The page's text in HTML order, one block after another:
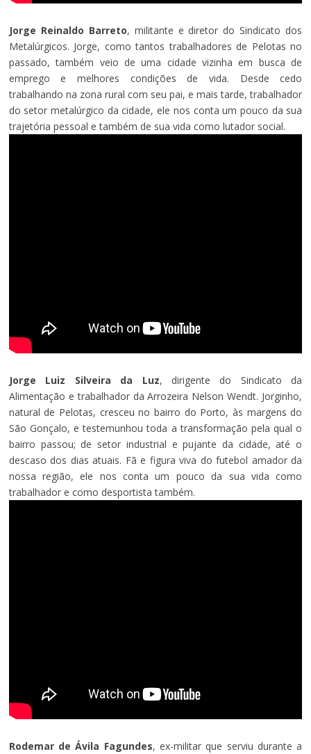
Jorge Reinaldo Barreto, militante e diretor do Sindicato dos
Metalúrgicos. Jorge, como tantos trabalhadores de Pelotas no
passado, também veio de uma cidade vizinha em busca de
emprego e melhores condições de vida. Desde cedo
trabalhando na zona rural com seu pai, e mais tarde, trabalhador
do setor metalúrgico da cidade, ele nos conta um pouco da sua
trajetória pessoal e também de sua vida como lutador social.
Jorge Luiz Silveira da Luz, dirigente do Sindicato da
Alimentação e trabalhador da Arrozeira Nelson Wendt. Jorginho,
natural de Pelotas, cresceu no bairro do Porto, às margens do
São Gonçalo, e testemunhou toda a transformação pela qual o
bairro passou; de setor industrial e pujante da cidade, até o
descaso dos dias atuais. Fã e figura viva do futebol amador da
nossa região, ele nos conta um pouco da sua vida como
trabalhador e como desportista também.
Rodemar de Ávila Fagundes, ex-militar que serviu durante a